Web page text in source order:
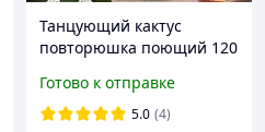
Танцующий кактус
повторюшка поющий 120
музыкальный кактус с
песнями и светом
Готово к отправке
5.0 (4)